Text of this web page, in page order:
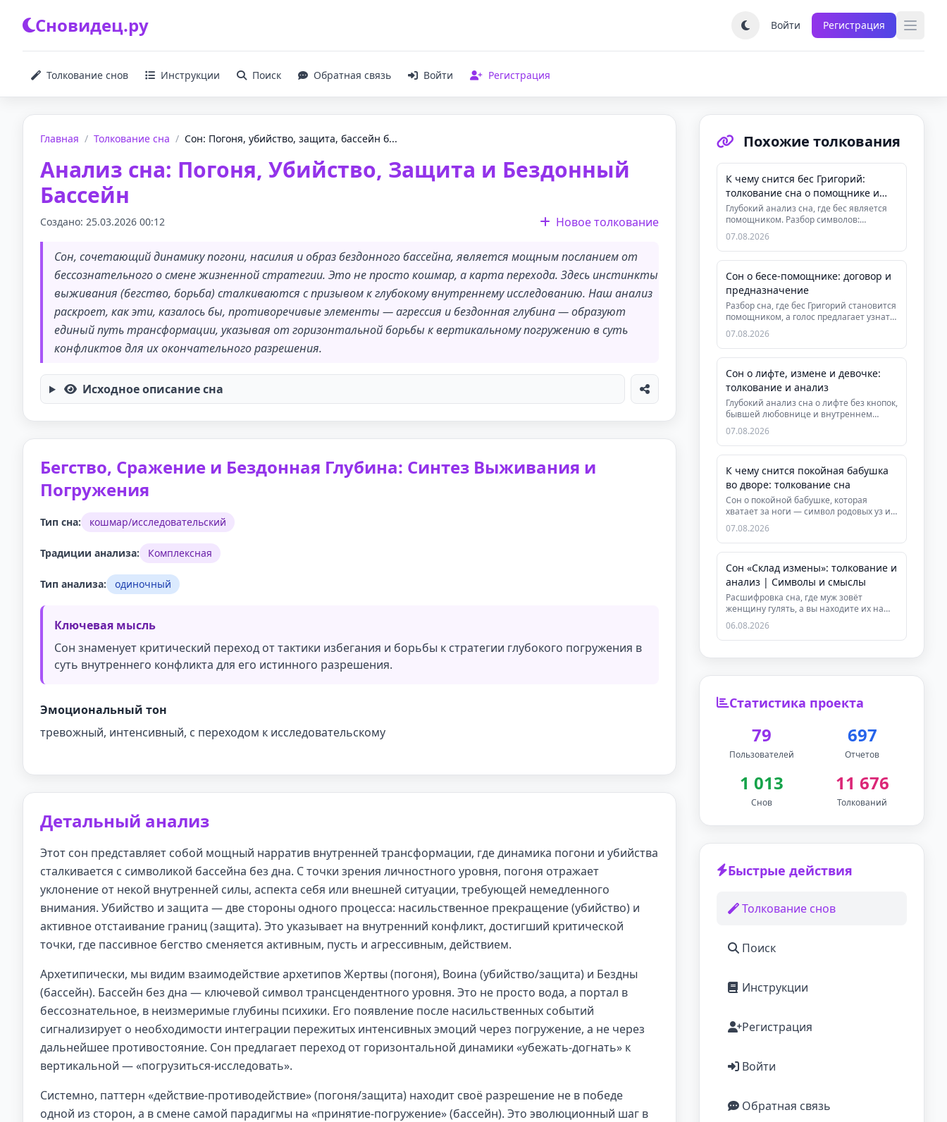
Сновидец.ру Войти Регистрация
Толкование снов Инструкции Поиск Обратная связь Войти Регистрация
Главная / Толкование сна / Сон: Погоня, убийство, защита, бассейн б...
Анализ сна: Погоня, Убийство, Защита и Бездонный
Бассейн
Создано: 25.03.2026 00:12 Новое толкование
Сон, сочетающий динамику погони, насилия и образ бездонного бассейна, является мощным посланием от
бессознательного о смене жизненной стратегии. Это не просто кошмар, а карта перехода. Здесь инстинкты
выживания (бегство, борьба) сталкиваются с призывом к глубокому внутреннему исследованию. Наш анализ
раскроет, как эти, казалось бы, противоречивые элементы — агрессия и бездонная глубина — образуют
единый путь трансформации, указывая от горизонтальной борьбы к вертикальному погружению в суть
конфликтов для их окончательного разрешения.
Исходное описание сна
Бегство, Сражение и Бездонная Глубина: Синтез Выживания и
Погружения
Тип сна: кошмар/исследовательский
Традиции анализа: Комплексная
Тип анализа: одиночный
Ключевая мысль
Сон знаменует критический переход от тактики избегания и борьбы к стратегии глубокого погружения в
суть внутреннего конфликта для его истинного разрешения.
Эмоциональный тон
тревожный, интенсивный, с переходом к исследовательскому
Детальный анализ
Этот сон представляет собой мощный нарратив внутренней трансформации, где динамика погони и убийства
сталкивается с символикой бассейна без дна. С точки зрения личностного уровня, погоня отражает
уклонение от некой внутренней силы, аспекта себя или внешней ситуации, требующей немедленного
внимания. Убийство и защита — две стороны одного процесса: насильственное прекращение (убийство) и
активное отстаивание границ (защита). Это указывает на внутренний конфликт, достигший критической
точки, где пассивное бегство сменяется активным, пусть и агрессивным, действием.
Архетипически, мы видим взаимодействие архетипов Жертвы (погоня), Воина (убийство/защита) и Бездны
(бассейн). Бассейн без дна — ключевой символ трансцендентного уровня. Это не просто вода, а портал в
бессознательное, в неизмеримые глубины психики. Его появление после насильственных событий
сигнализирует о необходимости интеграции пережитых интенсивных эмоций через погружение, а не через
дальнейшее противостояние. Сон предлагает переход от горизонтальной динамики «убежать-догнать» к
вертикальной — «погрузиться-исследовать».
Системно, паттерн «действие-противодействие» (погоня/защита) находит своё разрешение не в победе
одной из сторон, а в смене самой парадигмы на «принятие-погружение» (бассейн). Это эволюционный шаг в
Похожие толкования
К чему снится бес Григорий:
толкование сна о помощнике и
предназначении
Глубокий анализ сна, где бес является
помощником. Разбор символов:
заснеженная улица, отец, перекрёс...
07.08.2026
Сон о бесе-помощнике: договор и
предназначение
Разбор сна, где бес Григорий становится
помощником, а голос предлагает узнать
предназначение за плат...
07.08.2026
Сон о лифте, измене и девочке:
толкование и анализ
Глубокий анализ сна о лифте без кнопок,
бывшей любовнице и внутреннем
ребёнке. Психологическая и дух...
07.08.2026
К чему снится покойная бабушка
во дворе: толкование сна
Сон о покойной бабушке, которая
хватает за ноги — символ родовых уз и
необходимости установить грани...
07.08.2026
Сон «Склад измены»: толкование и
анализ | Символы и смыслы
Расшифровка сна, где муж зовёт
женщину гулять, а вы находите их на
складе. Узнайте, что означает это...
06.08.2026
Статистика проекта
79
Пользователей
697
Отчетов
1 013
Снов
11 676
Толкований
Быстрые действия
Толкование снов
Поиск
Инструкции
Регистрация
Войти
Обратная связь